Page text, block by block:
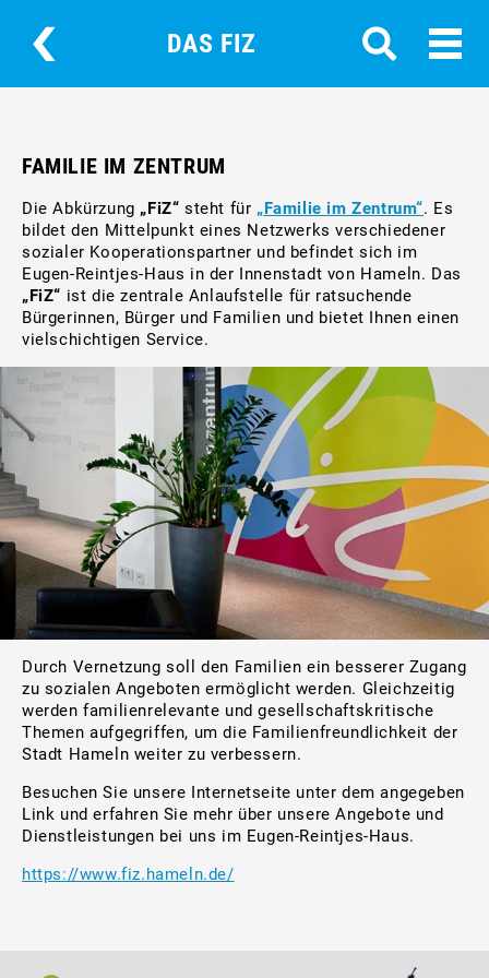
DAS FIZ
FAMILIE IM ZENTRUM
Die Abkürzung „FiZ“ steht für „Familie im Zentrum“. Es
bildet den Mittelpunkt eines Netzwerks verschiedener
sozialer Kooperationspartner und befindet sich im
Eugen-Reintjes-Haus in der Innenstadt von Hameln. Das
„FiZ“ ist die zentrale Anlaufstelle für ratsuchende
Bürgerinnen, Bürger und Familien und bietet Ihnen einen
vielschichtigen Service.
Durch Vernetzung soll den Familien ein besserer Zugang
zu sozialen Angeboten ermöglicht werden. Gleichzeitig
werden familienrelevante und gesellschaftskritische
Themen aufgegriffen, um die Familienfreundlichkeit der
Stadt Hameln weiter zu verbessern.
Besuchen Sie unsere Internetseite unter dem angegeben
Link und erfahren Sie mehr über unsere Angebote und
Dienstleistungen bei uns im Eugen-Reintjes-Haus.
https://www.fiz.hameln.de/